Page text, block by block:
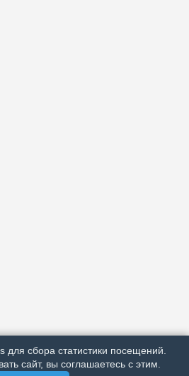
сбора статистики посещений.
сайт, вы соглашаетесь с этим.